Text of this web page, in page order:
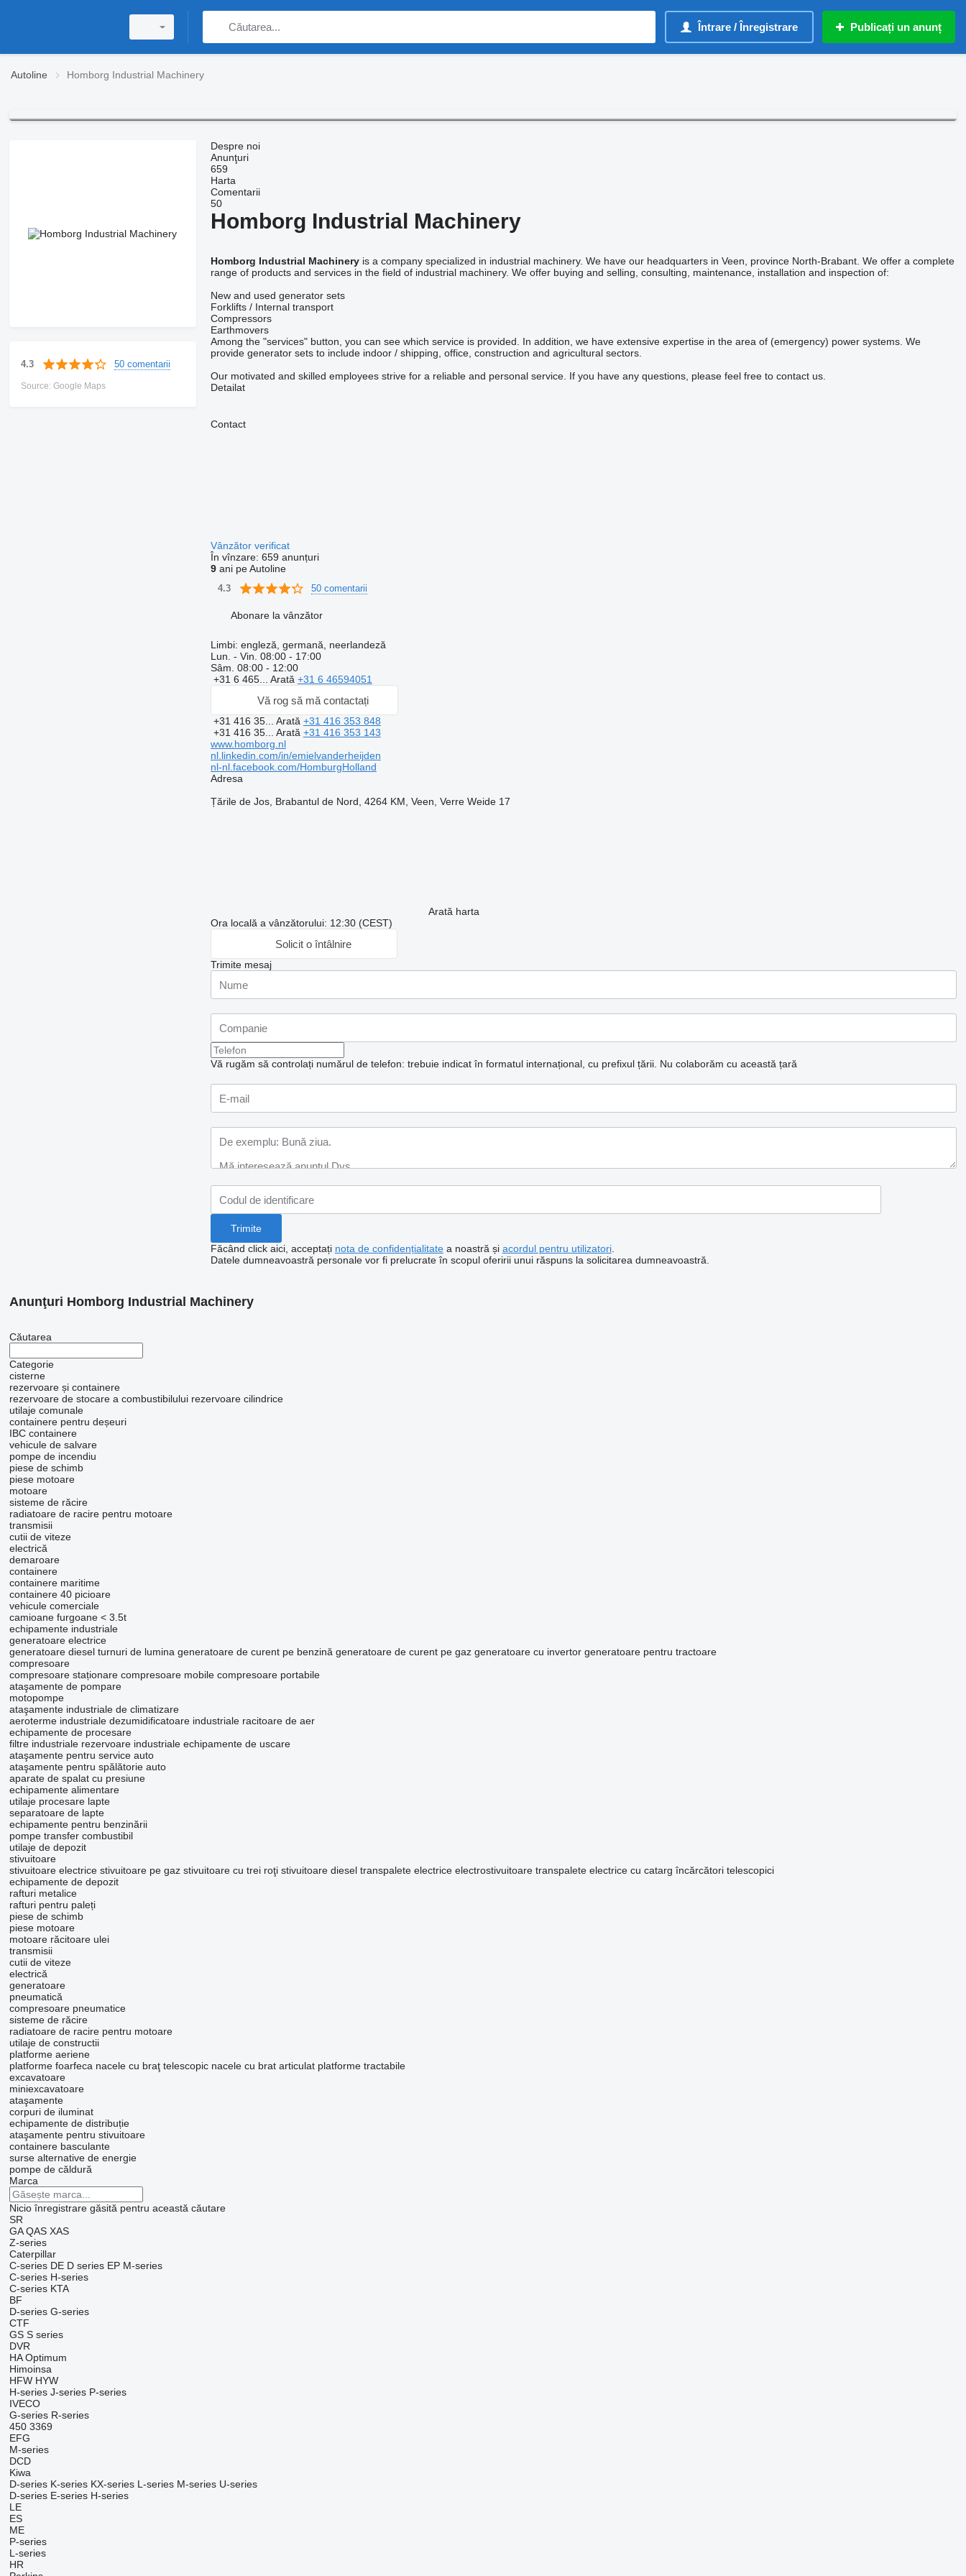
Întrare / Înregistrare Publicați un anunț
Autoline Homborg Industrial Machinery
4.3 50 comentarii
Source: Google Maps
Despre noi
Anunţuri
659
Harta
Comentarii
50
Homborg Industrial Machinery
Homborg Industrial Machineryis a company specialized in industrial machinery. We have our headquarters in Veen, province North-Brabant. We offer a complete
range of products and services in the field of industrial machinery. We offer buying and selling, consulting, maintenance, installation and inspection of:
New and used generator sets
Forklifts / Internal transport
Compressors
Earthmovers
Among the "services" button, you can see which service is provided. In addition, we have extensive expertise in the area of (emergency) power systems. We
provide generator sets to include indoor / shipping, office, construction and agricultural sectors.
Our motivated and skilled employees strive for a reliable and personal service. If you have any questions, please feel free to contact us.
Detailat
Contact
Vânzător verificat
În vînzare: 659 anunțuri
9ani pe Autoline
4.3 50 comentarii
Abonare la vânzător
Limbi: engleză, germană, neerlandeză
Lun. - Vin. 08:00 - 17:00
Sâm. 08:00 - 12:00
+31 6 465... Arată +31 6 46594051
Vă rog să mă contactați
+31 416 35... Arată +31 416 353 848
+31 416 35... Arată +31 416 353 143
www.homborg.nl
nl.linkedin.com/in/emielvanderheijden
nl-nl.facebook.com/HomburgHolland
Adresa
Țările de Jos, Brabantul de Nord, 4264 KM, Veen, Verre Weide 17
Arată harta
Ora locală a vânzătorului: 12:30 (CEST)
Solicit o întâlnire
Trimite mesaj
Vă rugăm să controlați numărul de telefon: trebuie indicat în formatul internațional, cu prefixul țării. Nu colaborăm cu această țară
Făcând click aici, acceptați nota de confidențialitatea noastră și acordul pentru utilizatori.
Datele dumneavoastră personale vor fi prelucrate în scopul oferirii unui răspuns la solicitarea dumneavoastră.
Anunţuri Homborg Industrial Machinery
Căutarea
Categorie
cisterne
rezervoare și containere
rezervoare de stocare a combustibilului rezervoare cilindrice
utilaje comunale
containere pentru deșeuri
IBC containere
vehicule de salvare
pompe de incendiu
piese de schimb
piese motoare
motoare
sisteme de răcire
radiatoare de racire pentru motoare
transmisii
cutii de viteze
electrică
demaroare
containere
containere maritime
containere 40 picioare
vehicule comerciale
camioane furgoane < 3.5t
echipamente industriale
generatoare electrice
generatoare diesel turnuri de lumina generatoare de curent pe benzină generatoare de curent pe gaz generatoare cu invertor generatoare pentru tractoare
compresoare
compresoare staționare compresoare mobile compresoare portabile
ataşamente de pompare
motopompe
ataşamente industriale de climatizare
aeroterme industriale dezumidificatoare industriale racitoare de aer
echipamente de procesare
filtre industriale rezervoare industriale echipamente de uscare
ataşamente pentru service auto
ataşamente pentru spălătorie auto
aparate de spalat cu presiune
echipamente alimentare
utilaje procesare lapte
separatoare de lapte
echipamente pentru benzinării
pompe transfer combustibil
utilaje de depozit
stivuitoare
stivuitoare electrice stivuitoare pe gaz stivuitoare cu trei roţi stivuitoare diesel transpalete electrice electrostivuitoare transpalete electrice cu catarg încărcători telescopici
echipamente de depozit
rafturi metalice
rafturi pentru paleți
piese de schimb
piese motoare
motoare răcitoare ulei
transmisii
cutii de viteze
electrică
generatoare
pneumatică
compresoare pneumatice
sisteme de răcire
radiatoare de racire pentru motoare
utilaje de constructii
platforme aeriene
platforme foarfeca nacele cu braţ telescopic nacele cu brat articulat platforme tractabile
excavatoare
miniexcavatoare
ataşamente
corpuri de iluminat
echipamente de distribuție
ataşamente pentru stivuitoare
containere basculante
surse alternative de energie
pompe de căldură
Marca
Nicio înregistrare găsită pentru această căutare
SR
GA QAS XAS
Z-series
Caterpillar
C-series DE D series EP M-series
C-series H-series
C-series KTA
BF
D-series G-series
CTF
GS S series
DVR
HA Optimum
Himoinsa
HFW HYW
H-series J-series P-series
IVECO
G-series R-series
450 3369
EFG
M-series
DCD
Kiwa
D-series K-series KX-series L-series M-series U-series
D-series E-series H-series
LE
ES
ME
P-series
L-series
HR